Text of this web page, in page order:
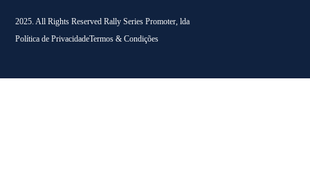
2025. All Rights Reserved Rally Series Promoter, lda
Política de PrivacidadeTermos & Condições